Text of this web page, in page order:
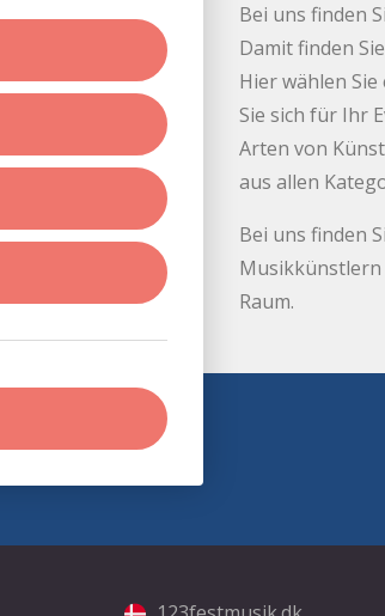
Bei uns finden
Damit finden
Hier wählen
Sie sich für Ihr
Arten von
aus allen
Bei uns finden
Musikkünstlern
Raum.